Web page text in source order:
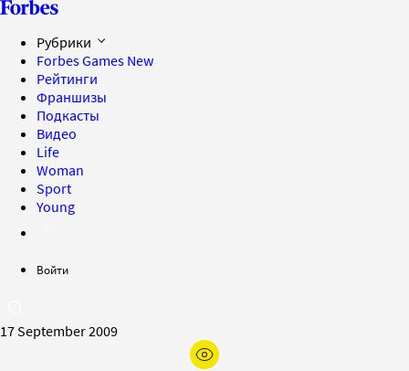
Рубрики
Forbes Games New
Рейтинги
Франшизы
Подкасты
Видео
Life
Woman
Sport
Young
Войти
17 September 2009